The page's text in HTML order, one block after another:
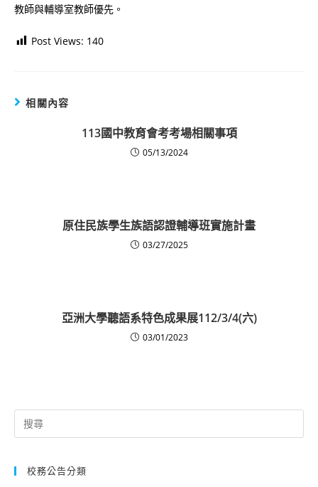
教師與輔導室教師優先。
Post Views: 140
相關內容
113國中教育會考考場相關事項
05/13/2024
原住民族學生族語認證輔導班實施計畫
03/27/2025
亞洲大學聽語系特色成果展112/3/4(六)
03/01/2023
Search
for:
校務公告分類